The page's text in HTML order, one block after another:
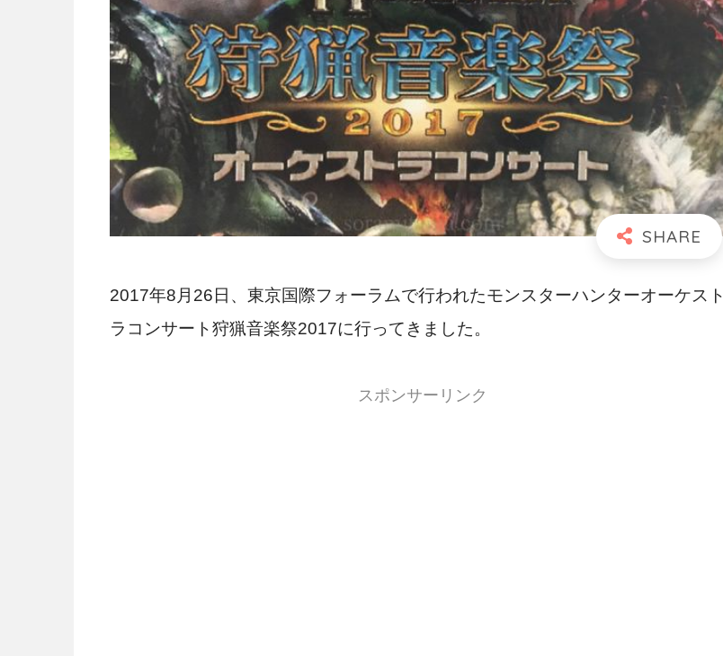
2017年8月26日、東京国際フォーラムで行われたモンスターハンターオーケスト
ラコンサート狩猟音楽祭2017に行ってきました。
スポンサーリンク